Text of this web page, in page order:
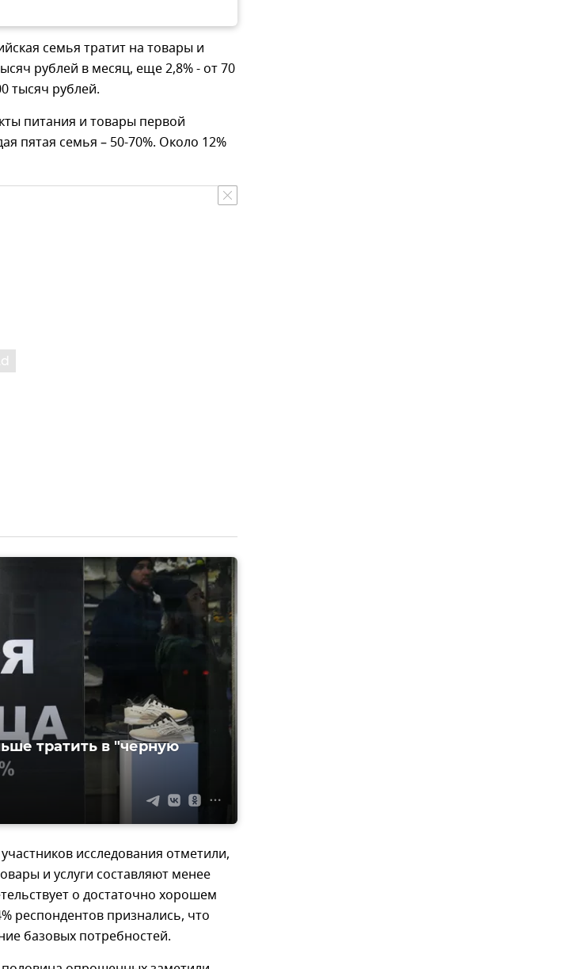
семья тратит на товары и
рублей в месяц, еще 2,8% - от 70
тысяч рублей.
питания и товары первой
пятая семья – 50-70%. Около 12%
тратить в "черную
исследования отметили,
и услуги составляют менее
о достаточно хорошем
респондентов признались, что
базовых потребностей.